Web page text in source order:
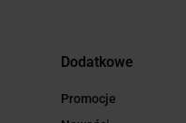
Dodatkowe
Promocje